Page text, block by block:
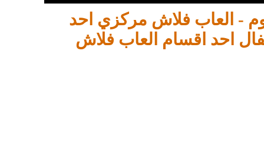
- العاب فلاش مركزي احد
احد اقسام العاب فلاش